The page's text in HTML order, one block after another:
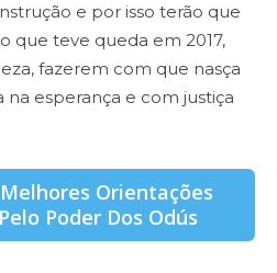
e por isso terão que
que teve queda em 2017,
fazerem com que nasça
na esperança e com justiça
Orientações
Poder Dos Odús